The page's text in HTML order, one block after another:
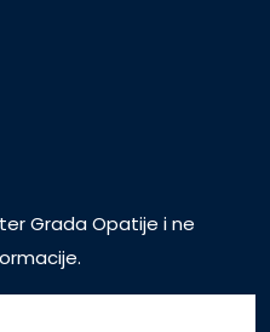
Grada Opatije i ne